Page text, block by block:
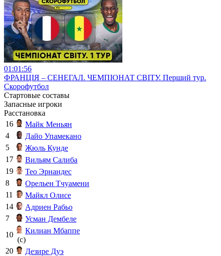
01:01:56
ФРАНЦІЯ – СЕНЕГАЛ. ЧЕМПІОНАТ СВІТУ. Перший тур.
Скорофутбол
Стартовые составы
Запасные игроки
Расстановка
16
Майк Меньян
4
Дайо Упамекано
5
Жюль Кунде
17
Вильям Салиба
19
Тео Эрнандес
8
Орельен Тчуамени
11
Майкл Олисе
14
Адриен Рабьо
7
Усман Дембеле
10
Килиан Мбаппе
(c)
20
Дезире Дуэ